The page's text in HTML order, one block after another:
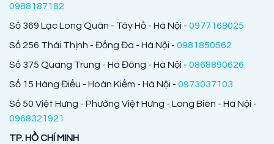
0988187182
Số 369 Lạc Long Quân - Tây Hồ - Hà Nội - 0977168025
Số 256 Thái Thịnh - Đống Đa - Hà Nội - 0981850562
Số 375 Quang Trung - Hà Đông - Hà Nội - 0868890626
Số 15 Hàng Điếu - Hoàn Kiếm - Hà Nội - 0973037103
Số 50 Việt Hưng - Phường Việt Hưng - Long Biên - Hà Nội -
0968321921
TP. HỒ CHÍ MINH